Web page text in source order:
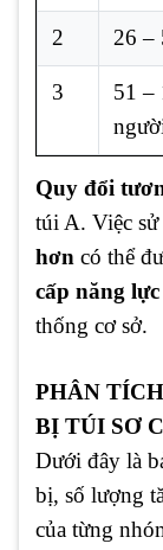
2 26 –
3
51 –
Quy đổi
túi A. Việc sử
hơn có thể
cấp năng
thống cơ sở.
PHÂN
BỊ TÚI SƠ
Dưới đây là
bị, số lượng
của từng